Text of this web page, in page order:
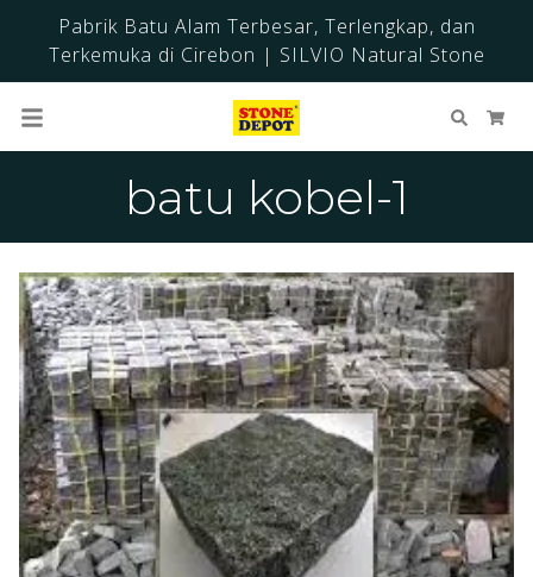
Pabrik Batu Alam Terbesar, Terlengkap, dan
Terkemuka di Cirebon | SILVIO Natural Stone
Cari
batu kobel-1